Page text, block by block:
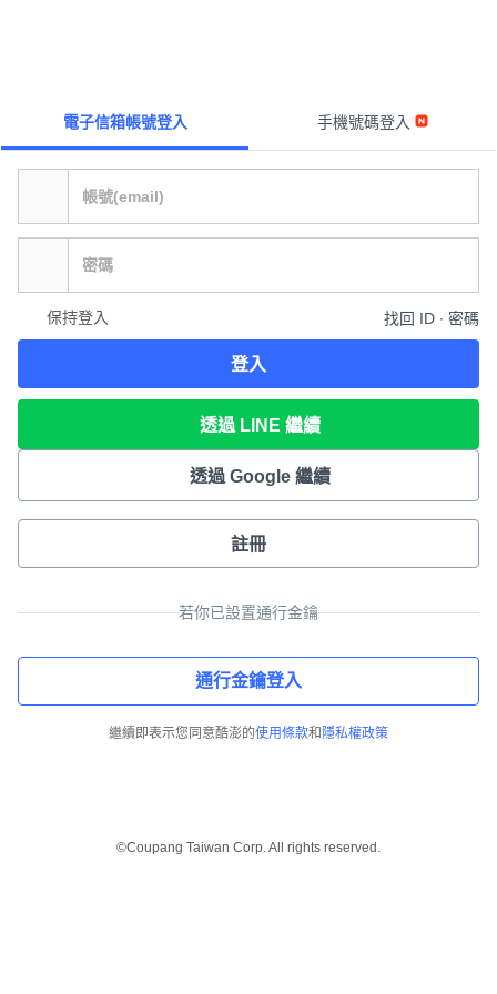
電子信箱帳號登入 手機號碼登入
保持登入 找回 ID ∙ 密碼
登入
透過 LINE 繼續
透過 Google 繼續
註冊
若你已設置通行金鑰
通行金鑰登入
繼續即表示您同意酷澎的使用條款和 隱私權政策
©Coupang Taiwan Corp. All rights reserved.